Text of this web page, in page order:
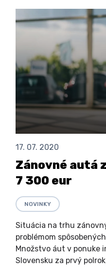
17. 07. 2020
Zánovné autá
7 300 eur
NOVINKY
Situácia na trhu
problémom
Množstvo áut v
Slovensku za prvý